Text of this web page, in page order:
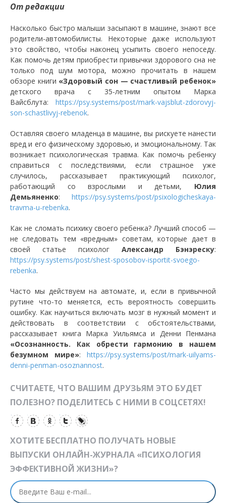
От редакции
Насколько быстро малыши засыпают в машине, знают все
родители-автомобилисты. Некоторые даже используют
это свойство, чтобы наконец усыпить своего непоседу.
Как помочь детям приобрести привычки здорового сна не
только под шум мотора, можно прочитать в нашем
обзоре книги «Здоровый сон — счастливый ребенок»
детского врача с 35-летним опытом Марка
Вайсблута: https://psy.systems/post/mark-vajsblut-zdorovyj-
son-schastlivyj-rebenok.
Оставляя своего младенца в машине, вы рискуете нанести
вред и его физическому здоровью, и эмоциональному. Так
возникает психологическая травма. Как помочь ребенку
справиться с последствиями, если страшное уже
случилось, рассказывает практикующий психолог,
работающий со взрослыми и детьми, Юлия
Демьяненко: https://psy.systems/post/psixologicheskaya-
travma-u-rebenka.
Как не сломать психику своего ребенка? Лучший способ —
не следовать тем «вредным» советам, которые дает в
своей статье психолог Александр Бэнэреску:
https://psy.systems/post/shest-sposobov-isportit-svoego-
rebenka.
Часто мы действуем на автомате, и, если в привычной
рутине что-то меняется, есть вероятность совершить
ошибку. Как научиться включать мозг в нужный момент и
действовать в соответствии с обстоятельствами,
рассказывает книга Марка Уильямса и Денни Пенмана
«Осознанность. Как обрести гармонию в нашем
безумном мире»: https://psy.systems/post/mark-uilyams-
denni-penman-osoznannost.
СЧИТАЕТЕ, ЧТО ВАШИМ ДРУЗЬЯМ ЭТО БУДЕТ
ПОЛЕЗНО? ПОДЕЛИТЕСЬ С НИМИ В СОЦСЕТЯХ!
ХОТИТЕ БЕСПЛАТНО ПОЛУЧАТЬ НОВЫЕ
ВЫПУСКИ ОНЛАЙН-ЖУРНАЛА «ПСИХОЛОГИЯ
ЭФФЕКТИВНОЙ ЖИЗНИ»?